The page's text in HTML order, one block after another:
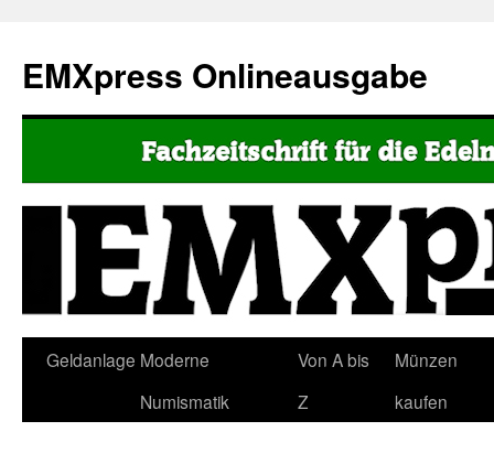
EMXpress Onlineausgabe
Geldanlage Moderne
Numismatik
Von A bis
Z
Münzen
kaufen